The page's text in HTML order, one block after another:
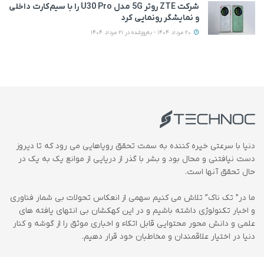
شرکت ZTE روتر 5G مدل U30 Pro را با سیم‌کارت داخلی
و نمایشگر رونمایی کرد
دنیا با سرعتی خیره کننده به سمت تحقق رویاهایی می رود که تا دیروز
دست نیافتنی و محال بود و بشر با گذر از دریایی از موانع یک به یک در
حال تحقق آنها است.
ما در” تک ناک” تلاش می کنیم سهمی از انعکاس تحولات بی شمار فناوری
و اخبار تکنولوژی داشته باشیم و در این کهکشان بی انتهای یافته های
علمی و دانش محور محتوایی قابل اتکاء و اخباری موثق را از گوشه و کنار
دنیا در اختیار علاقمندان و مخاطبان خود قرار دهیم.